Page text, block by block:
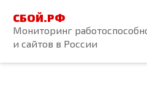
контенту
СБОЙ.РФ
Мониторинг
и сайтов в России